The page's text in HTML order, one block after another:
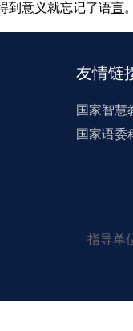
到意义就忘记了语言
友情链
国家智慧
国家语委
指导单